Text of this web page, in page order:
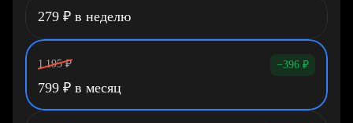
279 ₽ в неделю
1 195 ₽ −396 ₽
799 ₽ в месяц